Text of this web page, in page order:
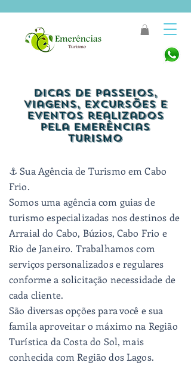
Dicas de Passeios,
Viagens, Excursões e
Eventos realizados
pela Emerências
Turismo
⚓ Sua Agência de Turismo em Cabo
Frio.
Somos uma agência com guias de
turismo especializadas nos destinos de
Arraial do Cabo, Búzios, Cabo Frio e
Rio de Janeiro. Trabalhamos com
serviços personalizados e regulares
conforme a solicitação necessidade de
cada cliente.
São diversas opções para você e sua
famila aproveitar o máximo na Região
Turística da Costa do Sol, mais
conhecida com Região dos Lagos.